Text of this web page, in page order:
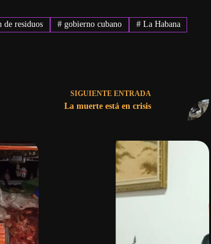
de residuos #gobierno cubano #La Habana
SIGUIENTE ENTRADA
La muerte está en crisis